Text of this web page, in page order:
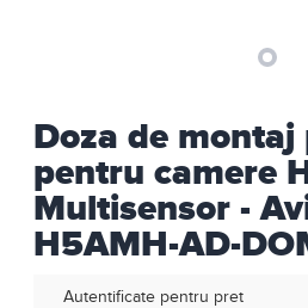
Doza de montaj
pentru camere
Multisensor -
H5AMH-AD-
Autentificate pentru pret